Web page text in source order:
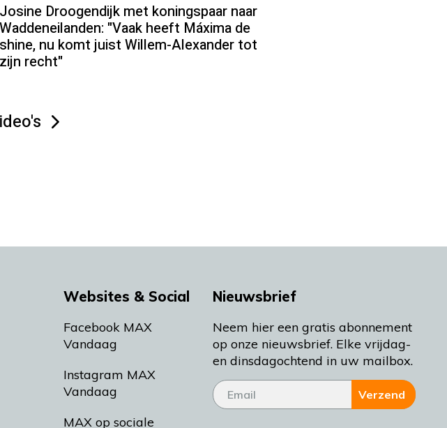
Josine Droogendijk met koningspaar naar
Waddeneilanden: "Vaak heeft Máxima de
shine, nu komt juist Willem-Alexander tot
zijn recht"
Websites & Social
Facebook MAX
Vandaag
Instagram MAX
Vandaag
MAX op sociale
Nieuwsbrief
Neem hier een gratis abonnement
op onze nieuwsbrief. Elke vrijdag-
en dinsdagochtend in uw mailbox.
Verzend